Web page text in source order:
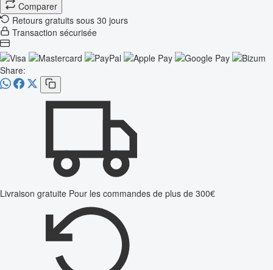
Comparer
Retours gratuits sous 30 jours
Transaction sécurisée
Share:
Livraison gratuite Pour les commandes de plus de 300€